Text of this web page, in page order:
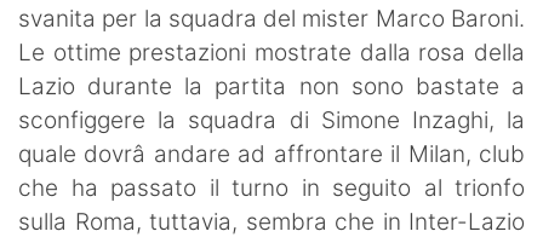
svanita per la squadra del mister Marco Baroni.
Le ottime prestazioni mostrate dalla rosa della
Lazio durante la partita non sono bastate a
sconfiggere la squadra di Simone Inzaghi, la
quale dovrâ andare ad affrontare il Milan, club
che ha passato il turno in seguito al trionfo
sulla Roma, tuttavia, sembra che in Inter-Lazio